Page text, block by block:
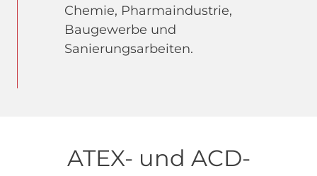
Chemie, Pharmaindustrie,
Baugewerbe und
Sanierungsarbeiten.
ATEX- und ACD-